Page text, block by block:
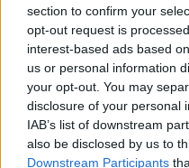
section to confirm your
opt-out request is
interest-based ads based
us or personal information
your opt-out. You may
disclosure of your personal
IAB’s list of downstream
also be disclosed by us to
Downstream Participants
Capacita Jovem
jovens ao